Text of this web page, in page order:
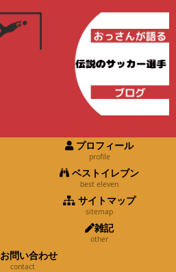
プロフィール
profile
ベストイレブン
best eleven
サイトマップ
sitemap
雑記
other
お問い合わせ
contact